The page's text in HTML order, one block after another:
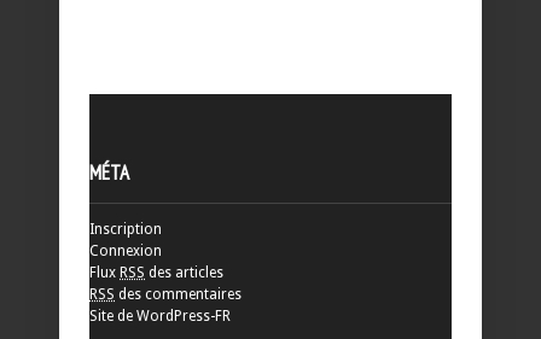
MÉTA
Inscription
Connexion
Flux RSS des articles
RSS des commentaires
Site de WordPress-FR